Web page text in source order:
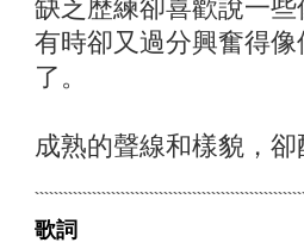
缺乏歷練卻喜歡說一
有時卻又過分興奮得
了。
成熟的聲線和樣貌，
歌詞